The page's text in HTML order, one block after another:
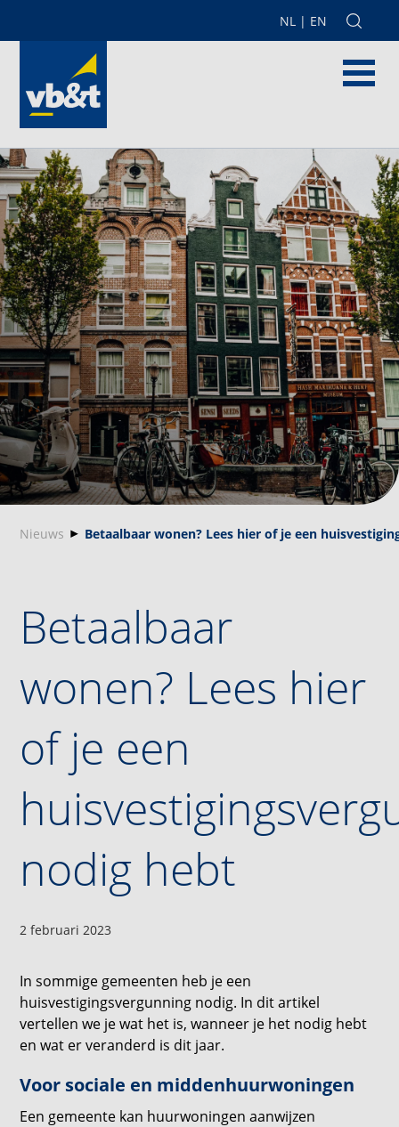
NL | EN
Nieuws Betaalbaar wonen? Lees hier of je een
Betaalbaar
wonen? Lees hier
of je een
nodig hebt
2 februari 2023
In sommige gemeenten heb je een
huisvestigingsvergunning nodig. In dit artikel
vertellen we je wat het is, wanneer je het nodig hebt
en wat er veranderd is dit jaar.
Voor sociale en middenhuurwoningen
Een gemeente kan huurwoningen aanwijzen